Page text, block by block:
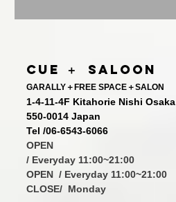
CUE ＋ SALOON
GARALLY＋FREE SPACE＋SALON
1-4-11-4F Kitahorie Nishi Osaka
550-0014 Japan
Tel /06-6543-6066
OPEN
/ Everyday 11:00~21:00
OPEN / Everyday 11:00~21:00
CLOSE/ Monday